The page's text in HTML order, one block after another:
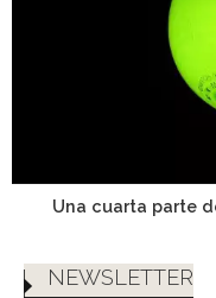
Una cuarta parte
NEWSLETTER